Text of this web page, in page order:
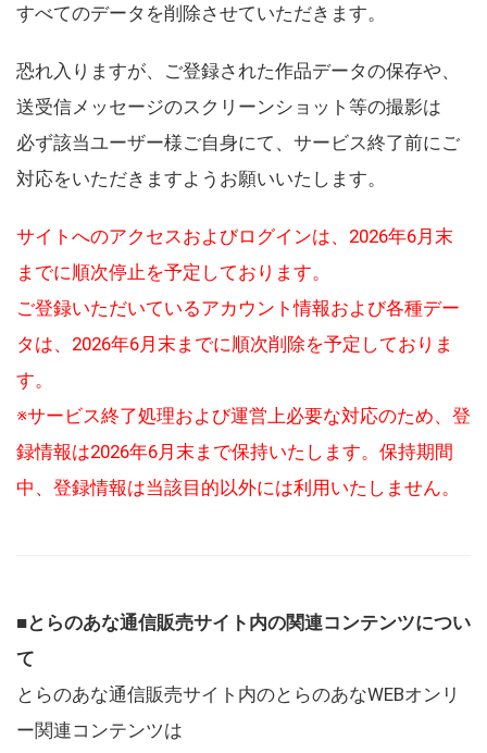
すべてのデータを削除させていただきます。
恐れ入りますが、ご登録された作品データの保存や、
送受信メッセージのスクリーンショット等の撮影は
必ず該当ユーザー様ご自身にて、サービス終了前にご
対応をいただきますようお願いいたします。
サイトへのアクセスおよびログインは、2026年6月末
までに順次停止を予定しております。
ご登録いただいているアカウント情報および各種デー
タは、2026年6月末までに順次削除を予定しておりま
す。
※サービス終了処理および運営上必要な対応のため、登
録情報は2026年6月末まで保持いたします。保持期間
中、登録情報は当該目的以外には利用いたしません。
■とらのあな通信販売サイト内の関連コンテンツについ
て
とらのあな通信販売サイト内のとらのあなWEBオンリ
ー関連コンテンツは